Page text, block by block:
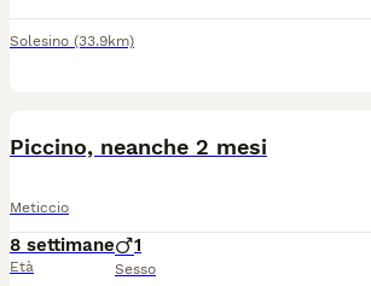
Solesino (33.9km)
Piccino, neanche 2 mesi
Meticcio
8 settimane
Età
1
Sesso